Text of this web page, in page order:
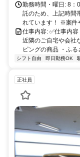
勤務時間・曜日: 8：
託のため、上記時間
れています！ ※案件
仕事内容: ✅️仕事内
近隣のご自宅や会社
ピングの商品 ・ふ
シフト自由 即日勤務OK
正社員